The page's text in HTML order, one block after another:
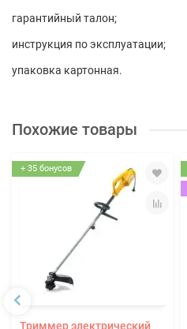
гарантийный талон;
инструкция по эксплуатации;
упаковка картонная.
Похожие товары
+ 35 бонусов
Триммер электрический